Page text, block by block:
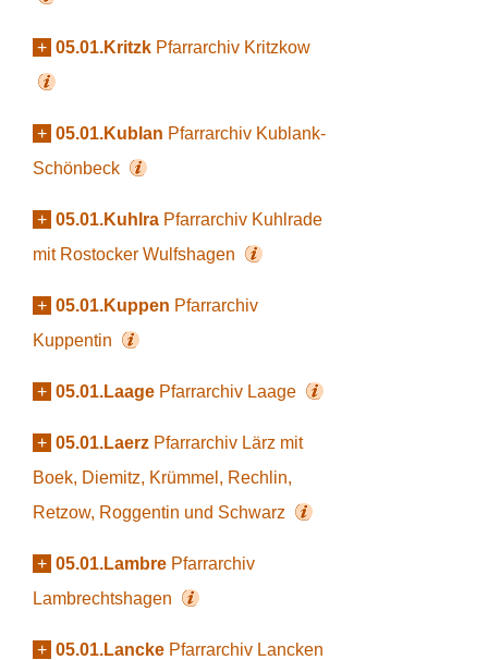
+ 05.01.Kritzk Pfarrarchiv Kritzkow
+ 05.01.Kublan Pfarrarchiv Kublank-
Schönbeck
+ 05.01.Kuhlra Pfarrarchiv Kuhlrade
mit Rostocker Wulfshagen
+ 05.01.Kuppen Pfarrarchiv
Kuppentin
+ 05.01.Laage Pfarrarchiv Laage
+ 05.01.Laerz Pfarrarchiv Lärz mit
Boek, Diemitz, Krümmel, Rechlin,
Retzow, Roggentin und Schwarz
+ 05.01.Lambre Pfarrarchiv
Lambrechtshagen
+ 05.01.Lancke Pfarrarchiv Lancken